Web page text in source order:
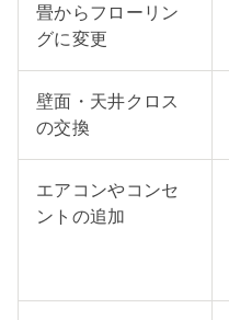
畳からフローリン
グに変更
壁面・天井クロス
の交換
エアコンやコンセ
ントの追加